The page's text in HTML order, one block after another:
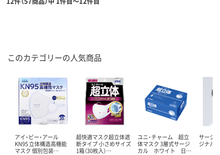
このカテゴリーの人気商品
アイ・ビー・アール
KN95 立体構造高機能
マスク 個別包装…
超快適マスク超立体遮
断タイプ 小さめサイズ
1箱（30枚入）…
ユニ・チャーム 超立
体マスク 3層式サージ
カル ホワイト 日…
サージ
ジナル